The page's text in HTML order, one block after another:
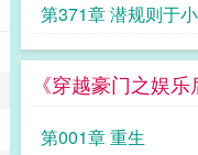
第371章 潜规则于
娜扎3
《穿越豪门之娱
第001章 重生